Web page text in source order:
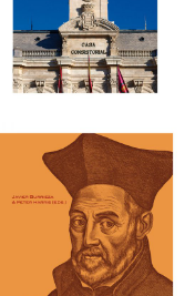
de Nutrición y dietética
culinaria en gastronomía.
Complutense de
Madrid.
GASTRO-ENOLÓGICOS ·
PUBLICIDAD
→